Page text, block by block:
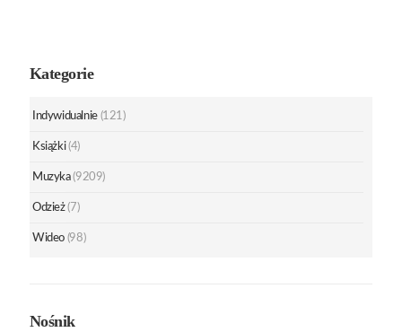
Kategorie
Indywidualnie (121)
Książki (4)
Muzyka (9209)
Odzież (7)
Wideo (98)
Nośnik